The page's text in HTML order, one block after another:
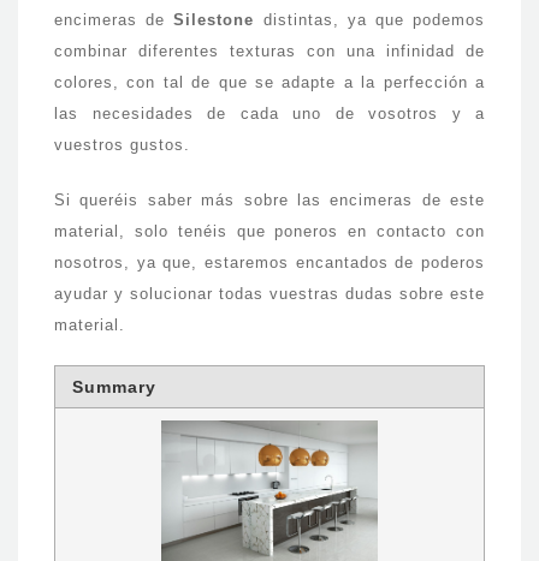
encimeras deSilestone distintas, ya que podemos
combinar diferentes texturas con una infinidad de
colores, con tal de que se adapte a la perfección a
las necesidades de cada uno de vosotros y a
vuestros gustos.
Si queréis saber más sobre las encimeras de este
material, solo tenéis que poneros en contacto con
nosotros, ya que, estaremos encantados de poderos
ayudar y solucionar todas vuestras dudas sobre este
material.
Summary